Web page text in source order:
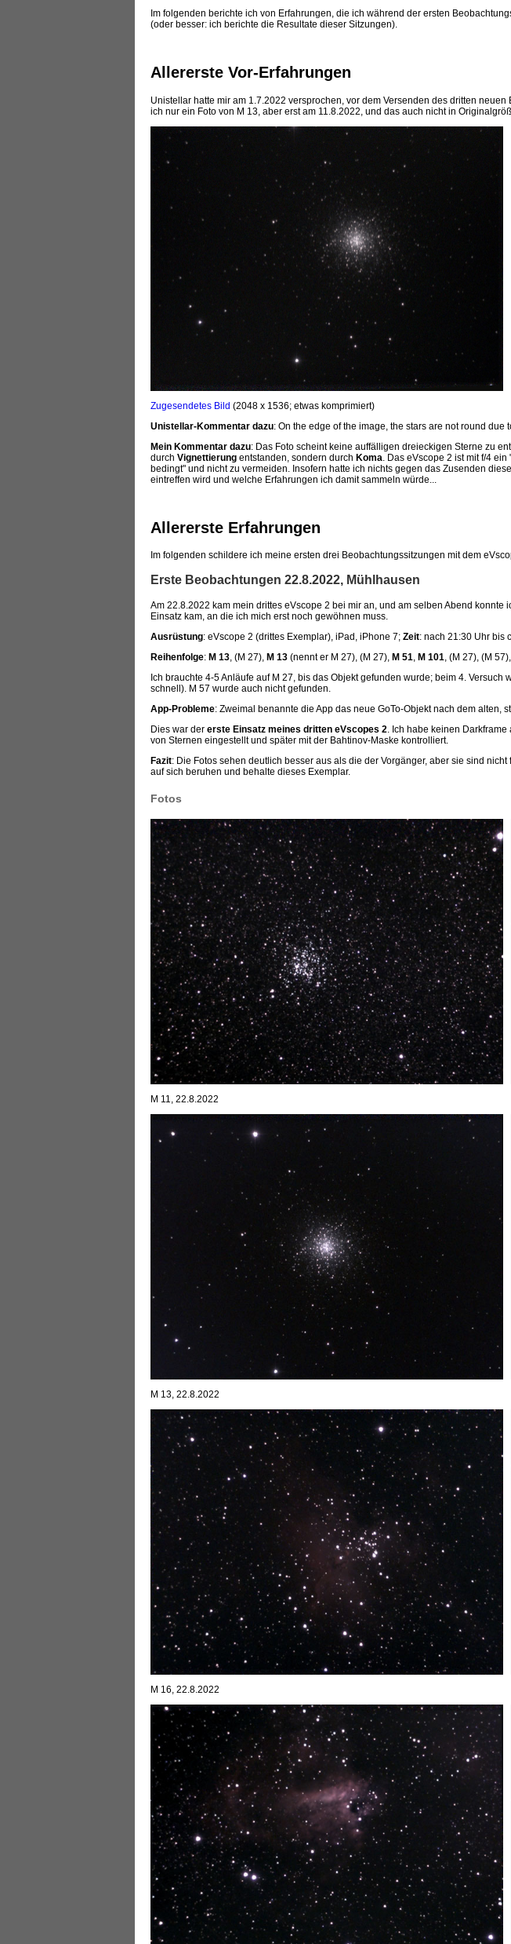
Im folgenden berichte ich von Erfahrungen, die ich während der ersten
(oder besser: ich berichte die Resultate dieser Sitzungen).
Allererste Vor-Erfahrungen
Unistellar hatte mir am 1.7.2022 versprochen, vor dem Versenden des dritten
ich nur ein Foto von M 13, aber erst am 11.8.2022, und das auch nicht in
Zugesendetes Bild (2048 x 1536; etwas komprimiert)
Unistellar-Kommentar dazu: On the edge of the image, the stars are not round
Mein Kommentar dazu: Das Foto scheint keine auffälligen dreieckigen Sterne zu
durch Vignettierung entstanden, sondern durch Koma. Das eVscope 2 ist mit f/4
bedingt" und nicht zu vermeiden. Insofern hatte ich nichts gegen das Zusenden
eintreffen wird und welche Erfahrungen ich damit sammeln würde...
Allererste Erfahrungen
Im folgenden schildere ich meine ersten drei Beobachtungssitzungen mit dem
Erste Beobachtungen 22.8.2022, Mühlhausen
Am 22.8.2022 kam mein drittes eVscope 2 bei mir an, und am selben Abend
Einsatz kam, an die ich mich erst noch gewöhnen muss.
Ausrüstung: eVscope 2 (drittes Exemplar), iPad, iPhone 7; Zeit: nach 21:30 Uhr bis
Reihenfolge: M 13, (M 27), M 13 (nennt er M 27), (M 27), M 51, M 101, (M 27), (M 57),
Ich brauchte 4-5 Anläufe auf M 27, bis das Objekt gefunden wurde; beim 4.
schnell). M 57 wurde auch nicht gefunden.
App-Probleme: Zweimal benannte die App das neue GoTo-Objekt nach dem alten,
Dies war der erste Einsatz meines dritten eVscopes 2. Ich habe keinen
von Sternen eingestellt und später mit der Bahtinov-Maske kontrolliert.
Fazit: Die Fotos sehen deutlich besser aus als die der Vorgänger, aber sie sind
auf sich beruhen und behalte dieses Exemplar.
Fotos
M 11, 22.8.2022
M 13, 22.8.2022
M 16, 22.8.2022